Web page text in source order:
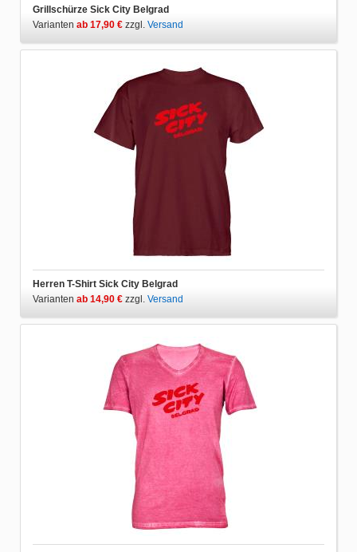
Grillschürze Sick City Belgrad
Varianten ab 17,90 € zzgl. Versand
Herren T-Shirt Sick City Belgrad
Varianten ab 14,90 € zzgl. Versand